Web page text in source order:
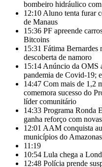
bombeiro hidráulico
12:10 Aluno tenta furar
de Manaus
15:36 PF apreende
Bitcoins
15:31 Fátima Bernardes
descoberta de namoro
15:14 Anúncio da OMS
pandemia de Covid-19;
14:47 Com mais de 1,2
comemora sucesso do
líder comunitário
14:33 Programa Ronda
ganha reforço com
12:01 AAM conquista
municípios do Amazonas
11:19
10:54 Lula chega a
12:48 Polícia prende